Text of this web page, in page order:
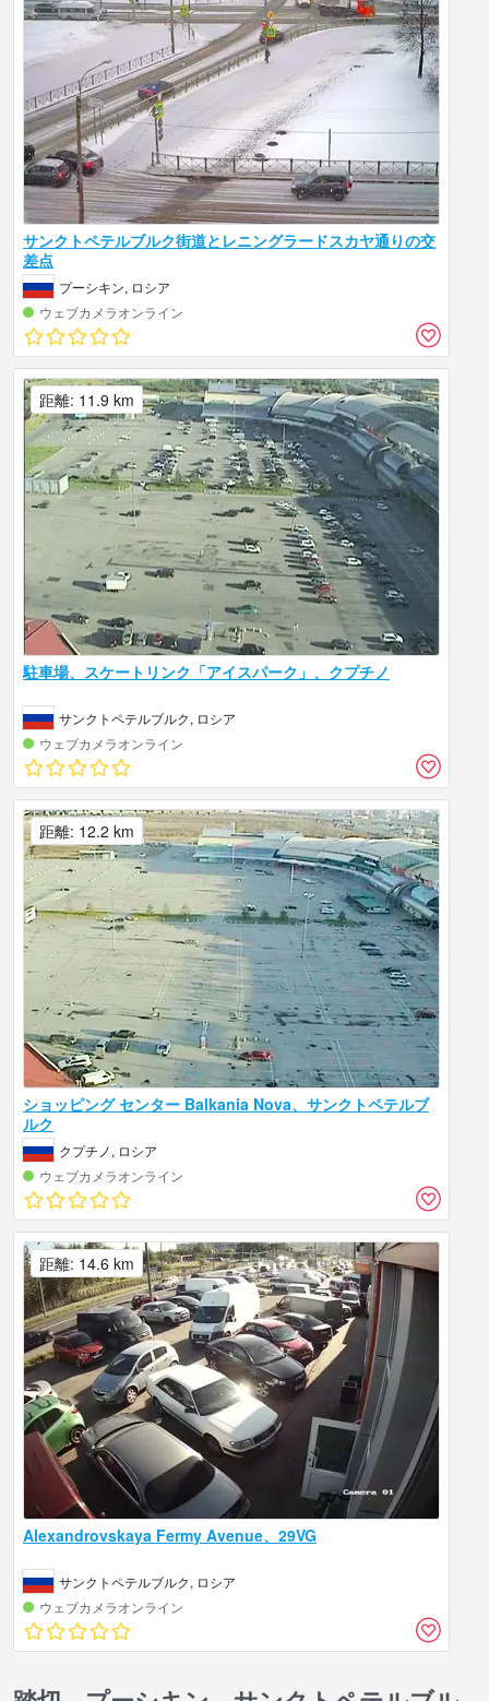
サンクトペテルブルク街道とレニングラードスカヤ通りの交
差点
プーシキン, ロシア
ウェブカメラオンライン
駐車場、スケートリンク「アイスパーク」、クプチノ
サンクトペテルブルク, ロシア
ウェブカメラオンライン
距離: 11.9 km
ショッピング センター Balkania Nova、サンクトペテルブ
ルク
クプチノ, ロシア
ウェブカメラオンライン
距離: 12.2 km
Alexandrovskaya Fermy Avenue、29VG
サンクトペテルブルク, ロシア
ウェブカメラオンライン
距離: 14.6 km